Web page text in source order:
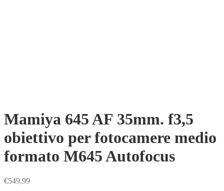
Mamiya 645 AF 35mm. f3,5
obiettivo per fotocamere medio
formato M645 Autofocus
€549,99